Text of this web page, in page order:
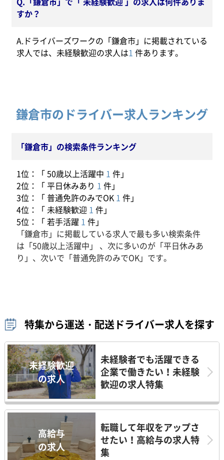
すか？
A.ドライバーズワークの「鎌倉市」に掲載されている
求人では、未経験歓迎の求人は1 件あります。
鎌倉市のドライバー求人ランキング
「鎌倉市」の検索条件ランキング
1位：「 50歳以上活躍中 1 件」
2位：「 平日休みあり 1 件」
3位：「 普通免許のみでOK 1 件」
4位：「 未経験歓迎 1 件」
5位：「 若手活躍 1 件」
「鎌倉市」に掲載している求人で最も多い検索条件
は「50歳以上活躍中」 、次に多いのが「平日休みあ
り」、次いで「普通免許のみでOK」です。
特集から運送・配送ドライバー求人を探す
未経験歓迎
の求人
未経験者でも活躍できる
企業で働きたい！未経験
歓迎の求人特集
高給与
の求人
転職して年収をアップさ
せたい！高給与の求人特
集